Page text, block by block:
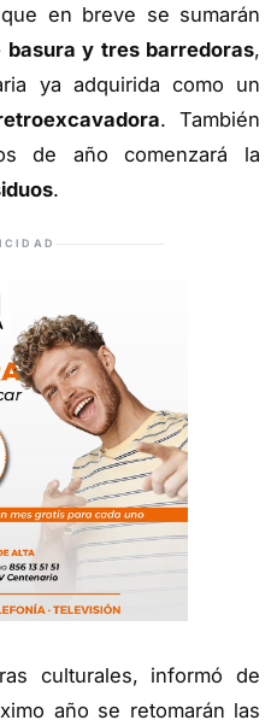
en breve se sumarán
basura y tres barredoras,
ya adquirida como un
. También
de año comenzará la
.
culturales, informó de
año se retomarán las